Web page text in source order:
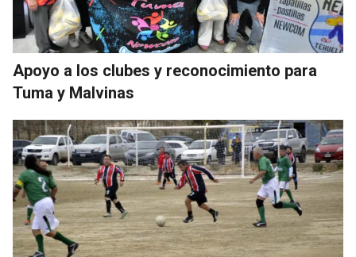
Apoyo a los clubes y reconocimiento para
Tuma y Malvinas